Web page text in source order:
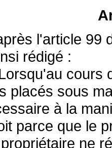
l'article 99
rédigé :
cours
placés sous
à la
parce que le
ne